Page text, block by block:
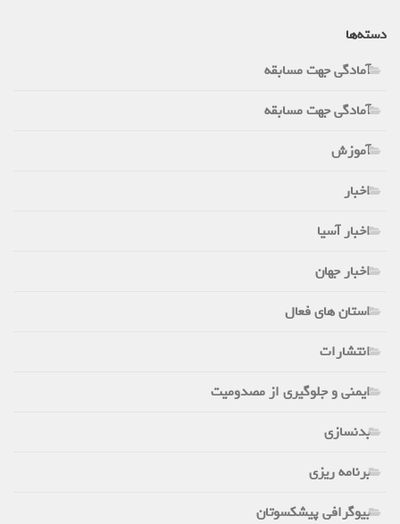
دسته‌ها
آمادگی جهت مسابقه
آمادگی جهت مسابقه
آموزش
اخبار
اخبار آسیا
اخبار جهان
استان های فعال
انتشارات
ایمنی و جلوگیری از مصدومیت
بدنسازی
برنامه ریزی
بیوگرافی پیشکسوتان